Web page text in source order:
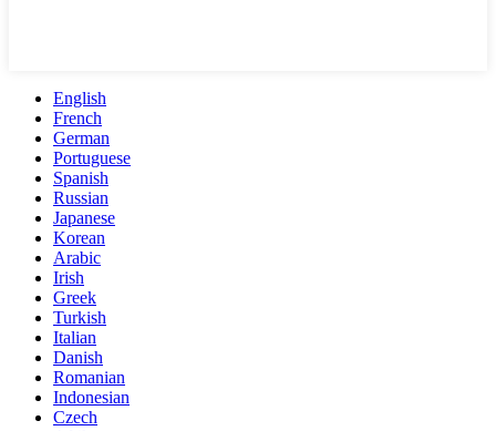
English
French
German
Portuguese
Spanish
Russian
Japanese
Korean
Arabic
Irish
Greek
Turkish
Italian
Danish
Romanian
Indonesian
Czech